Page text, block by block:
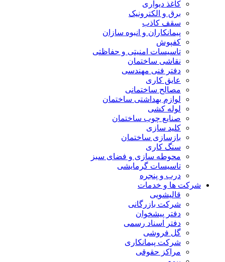
کاغذ دیواری
برق و الکترونیک
سقف کاذب
پیمانکاران و انبوه سازان
کفپوش
تاسیسات امنیتی و حفاظتی
نقاشی ساختمان
دفتر فنی مهندسی
عایق کاری
مصالح ساختمانی
لوازم بهداشتی ساختمان
لوله کشی
صنایع چوب ساختمان
کلید سازی
بازسازی ساختمان
سنگ کاری
محوطه سازی و فضای سبز
تاسیسات گرمایشی
درب و پنجره
شرکت ها و خدمات
قالیشویی
شرکت بازرگانی
دفتر پیشخوان
دفتر اسناد رسمی
گل فروشی
شرکت پیمانکاری
مراکز حقوقی